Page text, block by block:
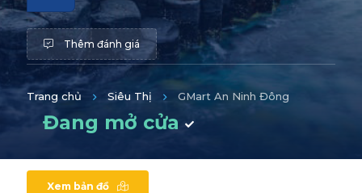
Thêm đánh giá
Trang chủ Siêu Thị GMart An Ninh Đông
Đang mở cửa
Xem bản đồ